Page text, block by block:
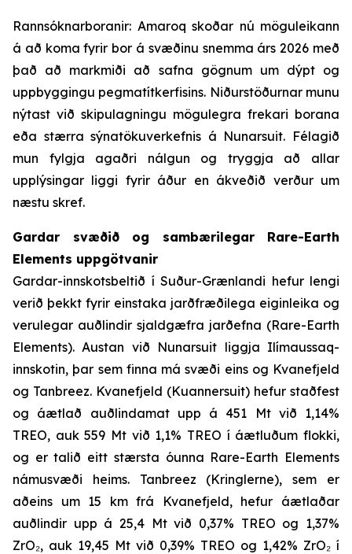
Rannsóknarboranir: Amaroq skoðar nú möguleikann
á að koma fyrir bor á svæðinu snemma árs 2026 með
það að markmiði að safna gögnum um dýpt og
uppbyggingu pegmatítkerfisins. Niðurstöðurnar munu
nýtast við skipulagningu mögulegra frekari borana
eða stærra sýnatökuverkefnis á Nunarsuit. Félagið
mun fylgja agaðri nálgun og tryggja að allar
upplýsingar liggi fyrir áður en ákveðið verður um
næstu skref.
Gardar svæðið og sambærilegar Rare-Earth
Elements uppgötvanir
Gardar-innskotsbeltið í Suður-Grænlandi hefur lengi
verið þekkt fyrir einstaka jarðfræðilega eiginleika og
verulegar auðlindir sjaldgæfra jarðefna (Rare-Earth
Elements). Austan við Nunarsuit liggja Ilímaussaq-
innskotin, þar sem finna má svæði eins og Kvanefjeld
og Tanbreez. Kvanefjeld (Kuannersuit) hefur staðfest
og áætlað auðlindamat upp á 451 Mt við 1,14%
TREO, auk 559 Mt við 1,1% TREO í áætluðum flokki,
og er talið eitt stærsta óunna Rare-Earth Elements
námusvæði heims. Tanbreez (Kringlerne), sem er
aðeins um 15 km frá Kvanefjeld, hefur áætlaðar
auðlindir upp á 25,4 Mt við 0,37% TREO og 1,37%
ZrO₂, auk 19,45 Mt við 0,39% TREO og 1,42% ZrO₂ í